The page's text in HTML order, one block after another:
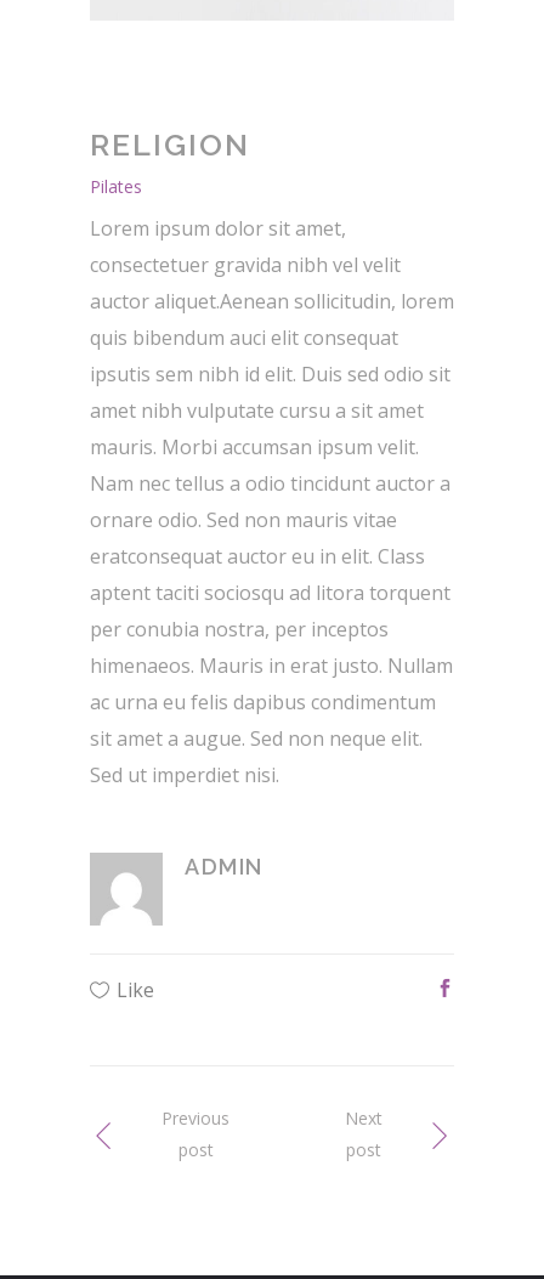
RELIGION
Pilates
Lorem ipsum dolor sit amet,
consectetuer gravida nibh vel velit
auctor aliquet.Aenean sollicitudin, lorem
quis bibendum auci elit consequat
ipsutis sem nibh id elit. Duis sed odio sit
amet nibh vulputate cursu a sit amet
mauris. Morbi accumsan ipsum velit.
Nam nec tellus a odio tincidunt auctor a
ornare odio. Sed non mauris vitae
eratconsequat auctor eu in elit. Class
aptent taciti sociosqu ad litora torquent
per conubia nostra, per inceptos
himenaeos. Mauris in erat justo. Nullam
ac urna eu felis dapibus condimentum
sit amet a augue. Sed non neque elit.
Sed ut imperdiet nisi.
ADMIN
Like
Previous
post
Next
post